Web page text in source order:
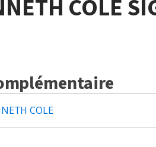
COLE
COLE